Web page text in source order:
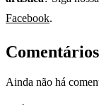
Facebook.
Ainda não há